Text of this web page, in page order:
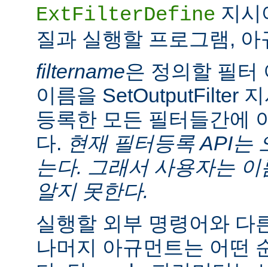
ExtFilterDefine 지시
질과 실행할 프로그램,
filtername은 정의할 필터
이름을 SetOutputFilter
등록한 모든 필터들간에
다. 현재 필터등록 API는
는다. 그래서 사용자는
알지 못한다.
실행할 외부 명령어와 다
나머지 아규먼트는 어떤